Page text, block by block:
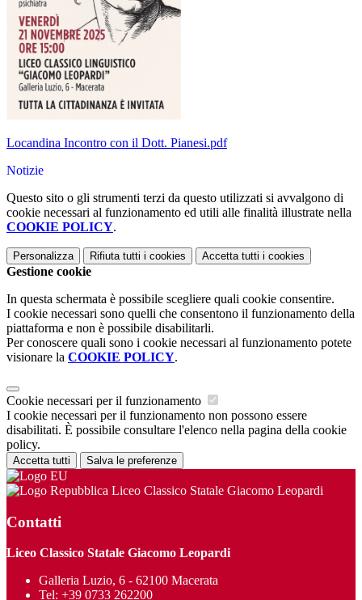
Locandina Incontro con il Dott. Pianesi.pdf
Notizie
Questo sito o gli strumenti terzi da questo utilizzati si avvalgono di
cookie necessari al funzionamento ed utili alle finalità illustrate nella
COOKIE POLICY.
Personalizza Rifiuta tutti i cookies Accetta tutti i cookies
Gestione cookie
In questa schermata è possibile scegliere quali cookie consentire.
I cookie necessari sono quelli che consentono il funzionamento della
piattaforma e non è possibile disabilitarli.
Per conoscere quali sono i cookie necessari al funzionamento potete
visionare la COOKIE POLICY.
Cookie necessari per il funzionamento
I cookie necessari per il funzionamento non possono essere
disabilitati. È possibile consultare l'elenco nella pagina della cookie
policy.
Accetta tutti Salva le preferenze
Liceo Classico Statale Giacomo Leopardi
Contatti
Liceo Classico Statale Giacomo Leopardi
Galleria Luzio, 6 - 62100 Macerata
Tel: +39 0733 262200